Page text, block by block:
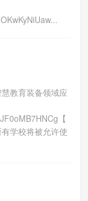
教育装备领域应
【
学校将被允许使